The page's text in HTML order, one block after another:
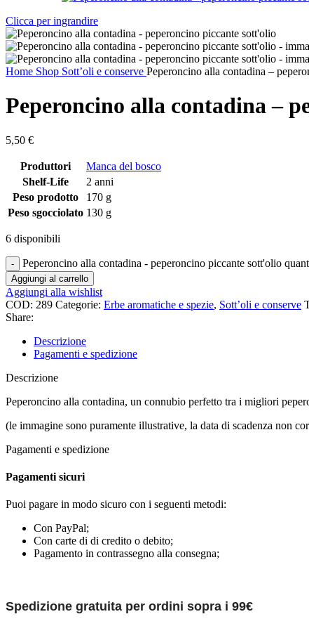
Clicca per ingrandire
Home Shop Sott’oli e conserve Peperoncino alla contadina –
Peperoncino alla contadina –
5,50 €
Produttori
Manca del bosco
Shelf-Life
2 anni
Peso prodotto
170 g
Peso sgocciolato 130 g
6 disponibili
Peperoncino alla contadina - peperoncino piccante sott'olio
Aggiungi al carrello
Aggiungi alla wishlist
COD: 289 Categorie: Erbe aromatiche e spezie, Sott’oli e conserve
Share:
Descrizione
Pagamenti e spedizione
Descrizione
Peperoncino alla contadina, un connubio perfetto tra i migliori
(le immagine sono puramente illustrative, la data di scadenza non
Pagamenti e spedizione
Pagamenti sicuri
Puoi pagare in modo sicuro con i seguenti metodi:
Con PayPal;
Con carte di di credito o debito;
Pagamento in contrassegno alla consegna;
Spedizione gratuita per ordini sopra i 99€